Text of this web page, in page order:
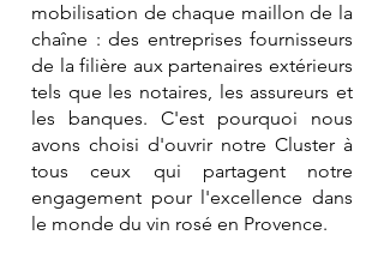
mobilisation de chaque maillon de la
chaîne : des entreprises fournisseurs
de la filière aux partenaires extérieurs
tels que les notaires, les assureurs et
les banques. C'est pourquoi nous
avons choisi d'ouvrir notre Cluster à
tous ceux qui partagent notre
engagement pour l'excellence dans
le monde du vin rosé en Provence.